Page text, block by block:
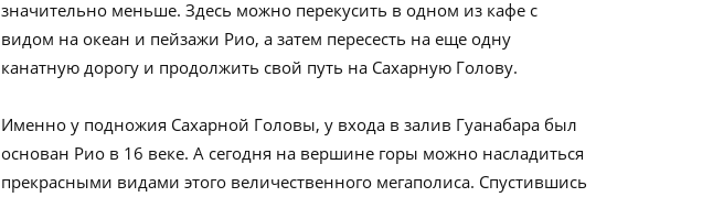
значительно меньше. Здесь можно перекусить в одном из кафе с
видом на океан и пейзажи Рио, а затем пересесть на еще одну
канатную дорогу и продолжить свой путь на Сахарную Голову.
Именно у подножия Сахарной Головы, у входа в залив Гуанабара был
основан Рио в 16 веке. А сегодня на вершине горы можно насладиться
прекрасными видами этого величественного мегаполиса. Спустившись